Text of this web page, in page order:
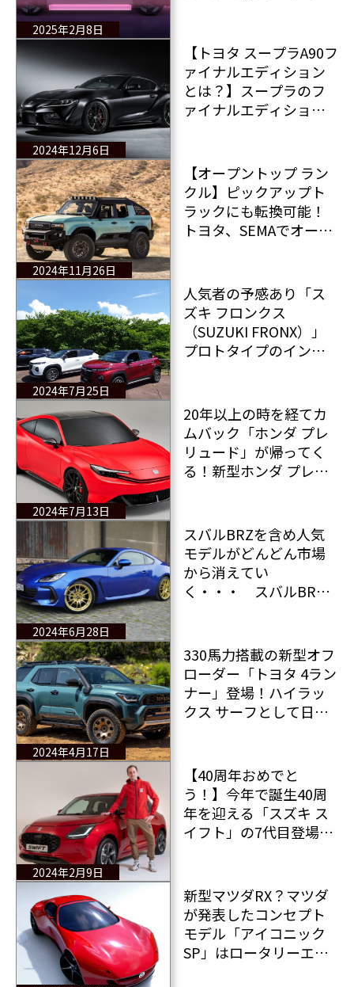
2025年2月8日
ルトーネ？
2024年12月6日
【トヨタ スープラA90フ
ァイナルエディション
とは？】スープラのフ
ァイナルエディション
2024年11月26日
【オープントップ ラン
クル】ピックアップト
ラックにも転換可能！
トヨタ、SEMAでオープ
露！
2024年7月25日
人気者の予感あり「ス
ズキ フロンクス
（SUZUKI FRONX）」
プロトタイプのインプ
2024年7月13日
20年以上の時を経てカ
ムバック「ホンダ プレ
リュード」が帰ってく
る！新型ホンダ プレリ
2024年6月28日
スバルBRZを含め人気
モデルがどんどん市場
から消えてい
く・・・ スバルBRZ
場！
2024年4月17日
330馬力搭載の新型オフ
ローダー「トヨタ 4ラン
ナー」登場！ハイラッ
クス サーフとして日本
2024年2月9日
【40周年おめでと
う！】今年で誕生40周
年を迎える「スズキ ス
イフト」の7代目登場
ート！
新型マツダRX？マツダ
が発表したコンセプト
モデル「アイコニック
SP」はロータリーエン